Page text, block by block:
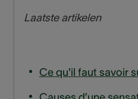
Laatste artikelen
Ce qu'il faut savoir